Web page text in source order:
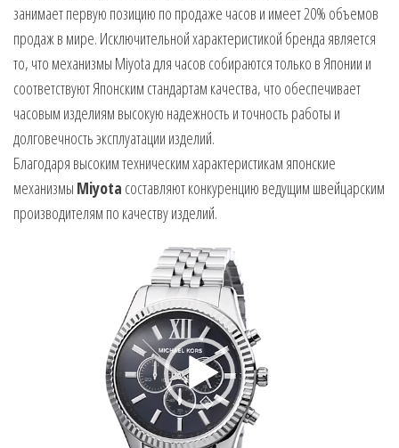
занимает первую позицию по продаже часов и имеет 20% объемов
продаж в мире. Исключительной характеристикой бренда является
то, что механизмы Miyota для часов собираются только в Японии и
соответствуют Японским стандартам качества, что обеспечивает
часовым изделиям высокую надежность и точность работы и
долговечность эксплуатации изделий.
Благодаря высоким техническим характеристикам японские
механизмы Miyota составляют конкуренцию ведущим швейцарским
производителям по качеству изделий.